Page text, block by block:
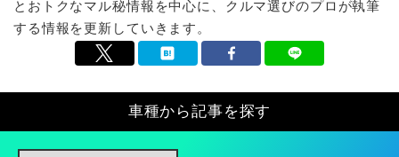
とおトクなマル秘情報を中心に、クルマ選びのプロが執筆
する情報を更新していきます。
車種から記事を探す